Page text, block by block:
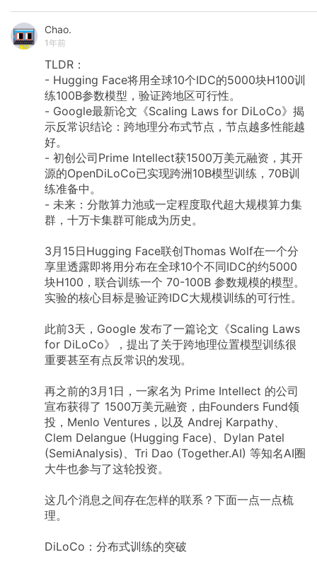
Chao.
1年前
TLDR：
- Hugging Face将用全球10个IDC的5000块H100训
练100B参数模型，验证跨地区可行性。
- Google最新论文《Scaling Laws for DiLoCo》揭
示反常识结论：跨地理分布式节点，节点越多性能越
好。
- 初创公司Prime Intellect获1500万美元融资，其开
源的OpenDiLoCo已实现跨洲10B模型训练，70B训
练准备中。
- 未来：分散算力池或一定程度取代超大规模算力集
群，十万卡集群可能成为历史。
3月15日Hugging Face联创Thomas Wolf在一个分
享里透露即将用分布在全球10个不同IDC的约5000
块H100，联合训练一个 70-100B 参数规模的模型。
实验的核心目标是验证跨IDC大规模训练的可行性。
此前3天，Google 发布了一篇论文《Scaling Laws
for DiLoCo》，提出了关于跨地理位置模型训练很
重要甚至有点反常识的发现。
再之前的3月1日，一家名为 Prime Intellect 的公司
宣布获得了 1500万美元融资，由Founders Fund领
投，Menlo Ventures，以及 Andrej Karpathy、
Clem Delangue (Hugging Face)、Dylan Patel
(SemiAnalysis)、Tri Dao (Together.AI) 等知名AI圈
大牛也参与了这轮投资。
这几个消息之间存在怎样的联系？下面一点一点梳
理。
DiLoCo：分布式训练的突破